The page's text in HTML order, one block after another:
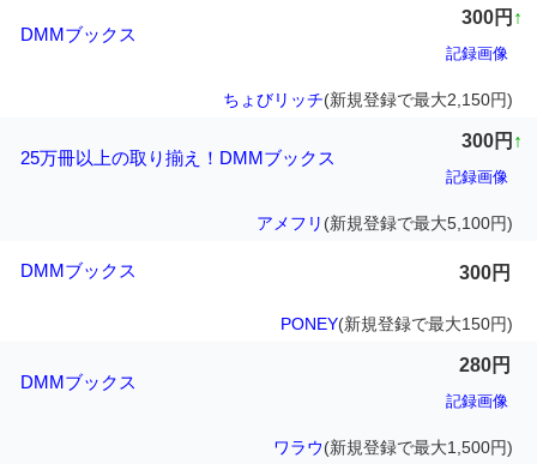
DMMブックス
300円 ↑
記録画像
ちょびリッチ(新規登録で最大2,150円)
25万冊以上の取り揃え！DMMブックス
300円 ↑
記録画像
アメフリ (新規登録で最大5,100円)
DMMブックス 300円
PONEY(新規登録で最大150円)
DMMブックス
280円
記録画像
ワラウ(新規登録で最大1,500円)